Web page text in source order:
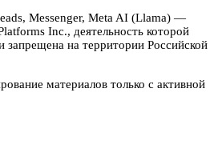
Messenger, Meta AI (Llama) —
Inc., деятельность которой
запрещена на территории Российской
материалов только с активной